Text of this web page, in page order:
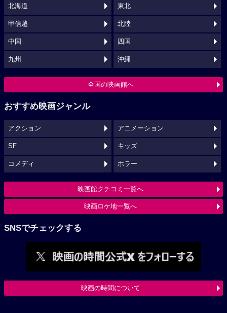
北海道 東北
甲信越 北陸
中国 四国
九州 沖縄
全国の映画館へ
おすすめ映画ジャンル
アクション アニメーション
SF キッズ
コメディ ホラー
映画館クチコミ一覧へ
映画ロケ地一覧へ
SNSでチェックする
映画の時間について